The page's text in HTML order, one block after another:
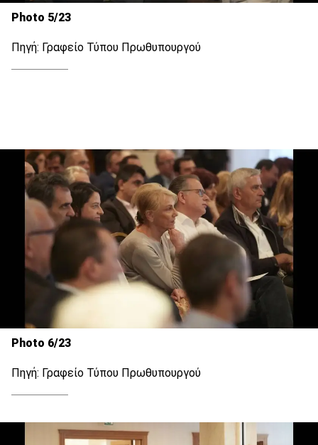
Photo 5/23
Πηγή: Γραφείο Τύπου Πρωθυπουργού
Photo 6/23
Πηγή: Γραφείο Τύπου Πρωθυπουργού